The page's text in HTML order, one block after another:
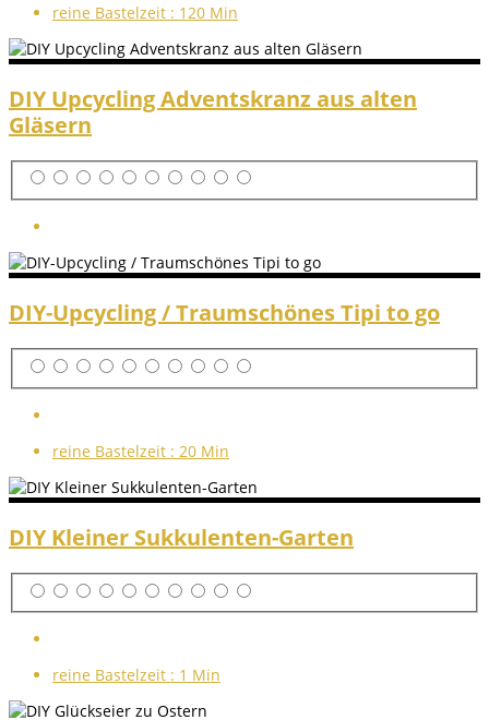
reine Bastelzeit : 120 Min
DIY Upcycling Adventskranz aus alten
Gläsern
DIY-Upcycling / Traumschönes Tipi to go
reine Bastelzeit : 20 Min
DIY Kleiner Sukkulenten-Garten
reine Bastelzeit : 1 Min